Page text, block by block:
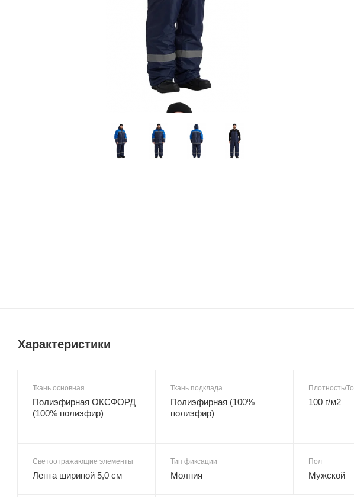
Характеристики
Ткань основная
Полиэфирная ОКСФОРД
(100% полиэфир)
Ткань подклада
Полиэфирная (100%
полиэфир)
Плотность/
100 г/м2
Светоотражающие элементы
Лента шириной 5,0 см
Тип фиксации
Молния
Пол
Мужской